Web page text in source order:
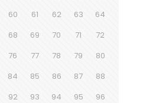
60 61 62 63
64
68 69 70 71
72
76 77 78 79
80
84 85 86 87
88
92 93 94 95
96